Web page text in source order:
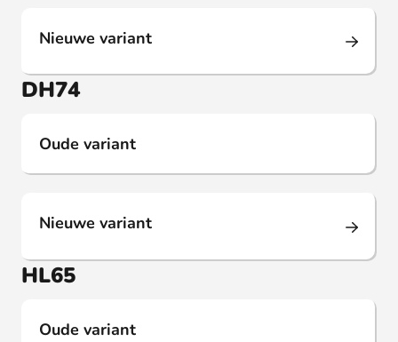
Nieuwe variant
DH74
Oude variant
Nieuwe variant
HL65
Oude variant